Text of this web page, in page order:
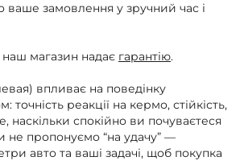
ваше замовлення у зручний час і
магазин надає гарантію.
впливає на поведінку
точність реакції на кермо, стійкість,
наскільки спокійно ви почуваєтеся
не пропонуємо “на удачу” —
авто та ваші задачі, щоб покупка